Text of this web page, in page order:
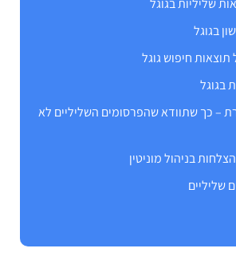
שליליות בגוגל
בגוגל
חיפוש גוגל
בגוגל
– כך שתוודא שהפרסומים השליליים לא
בניהול מוניטין
שליליים